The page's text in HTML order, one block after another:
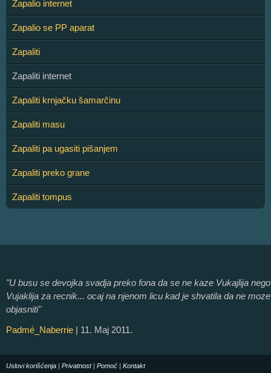
Zapalio internet
Zapalio se PP aparat
Zapaliti
Zapaliti internet
Zapaliti krnjačku šamarčinu
Zapaliti masu
Zapaliti pa ugasiti pišanjem
Zapaliti preko grane
Zapaliti tompus
"U busu se devojka svadja preko fona da se ne kaze Vukajlija nego
Vujaklija za recnik... ocaj na njenom licu kad je shvatila da ne moze
objasniti"
Padmé_Naberrie | 11. Maj 2011.
Uslovi korišćenja | Privatnost| Pomoć | Kontakt